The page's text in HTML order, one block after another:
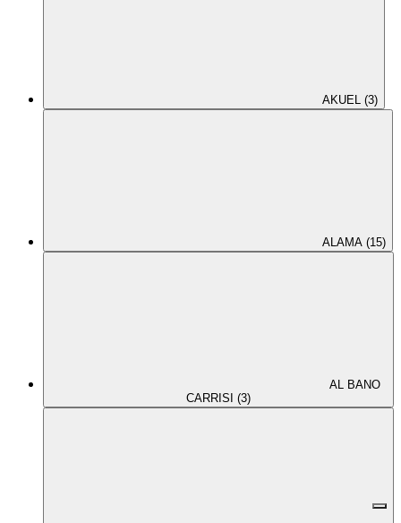
AKUEL (3)
ALAMA (15)
AL BANO
CARRISI (3)